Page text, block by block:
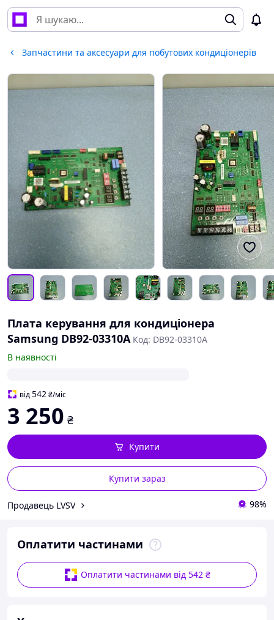
Запчастини та аксесуари для побутових кондиціонерів
Плата керування для кондиціонера
Samsung DB92-03310A Код: DB92-03310A
В наявності
від542₴/міс
3 250 ₴
Купити зараз
Купити
Продавець LVSV 98%
Оплатити частинами
Оплатити частинами від 542 ₴